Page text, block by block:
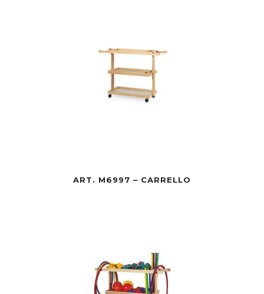
ART. M6997 – CARRELLO